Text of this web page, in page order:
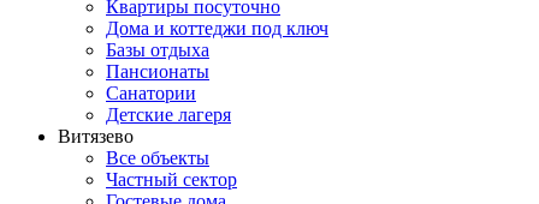
Квартиры посуточно
Дома и коттеджи под ключ
Базы отдыха
Пансионаты
Санатории
Детские лагеря
Витязево
Все объекты
Частный сектор